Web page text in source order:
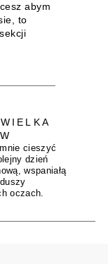
abym
to
cieszyć
dzień
wspaniałą
oczach.